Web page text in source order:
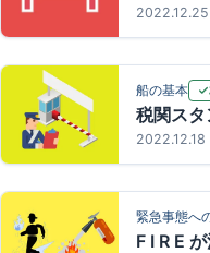
2022.12.25
船の基本
税関ス
2022.12.18
緊急事態へ
F I R E